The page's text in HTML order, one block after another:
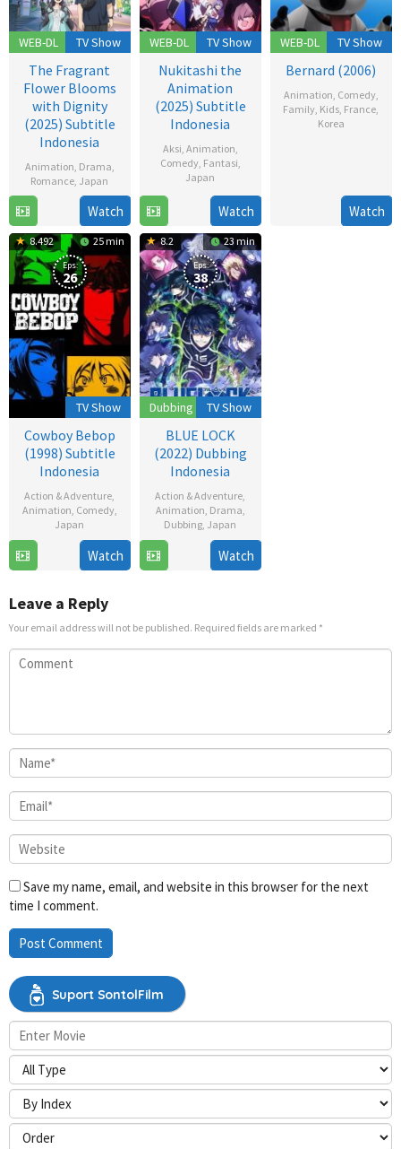
WEB-DL TV Show
The Fragrant
Flower Blooms
with Dignity
(2025) Subtitle
Indonesia
Animation, Drama,
Romance, Japan
Jul
2025
Watch
WEB-DL TV Show
Nukitashi the
Animation
(2025) Subtitle
Indonesia
Aksi, Animation,
Comedy, Fantasi,
Japan
Jul
2025
Watch
WEB-DL TV Show
Bernard (2006)
Animation, Comedy,
Family, Kids, France,
Korea
2006
Watch
8.492 25 min
Eps:
26
TV Show
Cowboy Bebop
(1998) Subtitle
Indonesia
Action & Adventure,
Animation, Comedy,
Japan
Apr
Watch
8.2 23 min
Dubbing
Eps:
38
TV Show
BLUE LOCK
(2022) Dubbing
Indonesia
Action & Adventure,
Animation, Drama,
Dubbing, Japan
Oct
Watch
Leave a Reply
Your email address will not be published. Required fields are marked *
Save my name, email, and website in this browser for the next
time I comment.
Suport SontolFilm